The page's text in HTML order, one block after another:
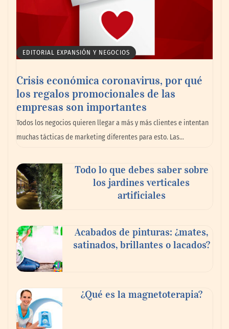
La omnicanalidad redefine la forma de
planear viajes en México
buscan proyectar talento mexicano y
fortalecer el turismo médico
EDITORIAL EXPANSIÓN Y NEGOCIOS
Crisis económica coronavirus, por qué
los regalos promocionales de las
empresas son importantes
Todos los negocios quieren llegar a más y más clientes e intentan
muchas tácticas de marketing diferentes para esto. Las…
Todo lo que debes saber sobre
los jardines verticales
artificiales
Acabados de pinturas: ¿mates,
satinados, brillantes o lacados?
¿Qué es la magnetoterapia?